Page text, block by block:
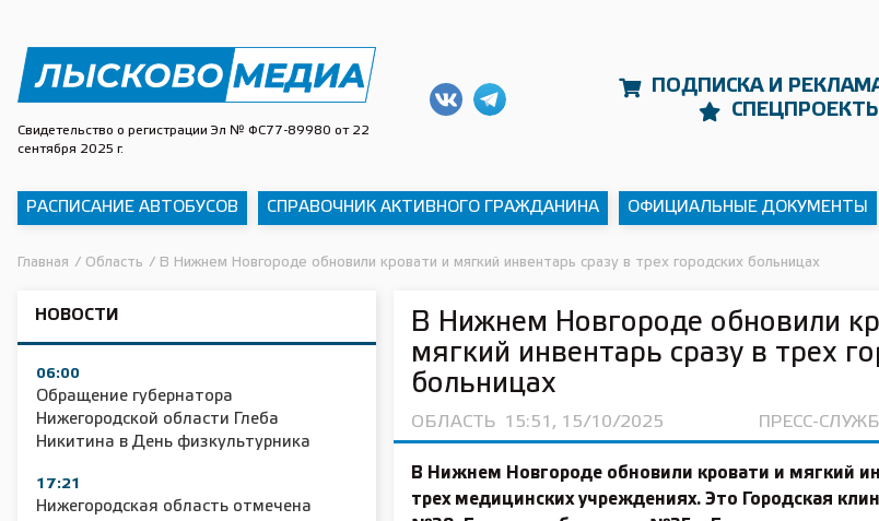
Свидетельство о регистрации Эл № ФС77-89980 от 22
сентября 2025 г.
ПОДПИСКА И
СПЕЦПРОЕКТЫ
РАСПИСАНИЕ АВТОБУСОВ СПРАВОЧНИК АКТИВНОГО ГРАЖДАНИНА ОФИЦИАЛЬНЫЕ ДОКУМЕНТЫ
Главная / Область / В Нижнем Новгороде обновили кровати и мягкий инвентарь сразу в трех городских больницах
НОВОСТИ
06:00
Обращение губернатора
Нижегородской области Глеба
Никитина в День физкультурника
17:21
Нижегородская область отмечена
В Нижнем Новгороде обновили
мягкий инвентарь сразу в трех
больницах
ОБЛАСТЬ 15:51, 15/10/2025 ПРЕСС-
В Нижнем Новгороде обновили кровати и мягкий
трех медицинских учреждениях. Это Городская